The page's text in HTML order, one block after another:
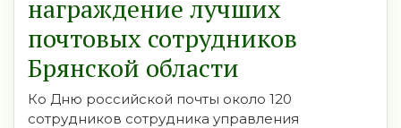
награждение лучших
почтовых сотрудников
Брянской области
Ко Дню российской почты около 120
сотрудников сотрудника управления